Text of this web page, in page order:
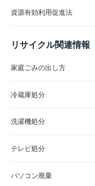
資源有効利用促進法
リサイクル関連情報
家庭ごみの出し方
冷蔵庫処分
洗濯機処分
テレビ処分
パソコン廃棄